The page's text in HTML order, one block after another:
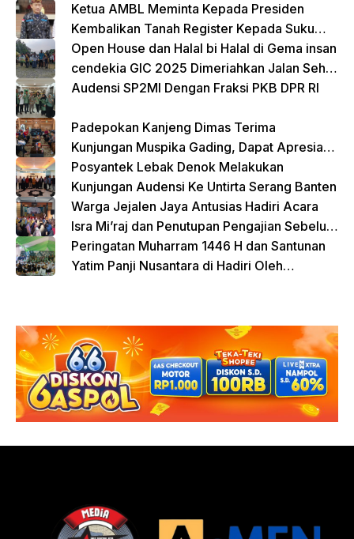
Ketua AMBL Meminta Kepada Presiden
Kembalikan Tanah Register Kepada Suku
Lampung
Open House dan Halal bi Halal di Gema insan
cendekia GIC 2025 Dimeriahkan Jalan Sehat
dan Bazar Kreatif
Audensi SP2MI Dengan Fraksi PKB DPR RI
Padepokan Kanjeng Dimas Terima
Kunjungan Muspika Gading, Dapat Apresiasi
atas Kontribusi Sosial dan Keagamaan
Posyantek Lebak Denok Melakukan
Kunjungan Audensi Ke Untirta Serang Banten
Warga Jejalen Jaya Antusias Hadiri Acara
Isra Mi’raj dan Penutupan Pengajian Sebelum
Ramadhan
Peringatan Muharram 1446 H dan Santunan
Yatim Panji Nusantara di Hadiri Oleh